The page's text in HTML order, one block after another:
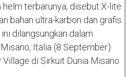
terbarunya, disebut X-lite
bahan ultra-karbon dan grafis
dilangsungkan dalam
Italia (8 September).
di Sirkuit Dunia Misano